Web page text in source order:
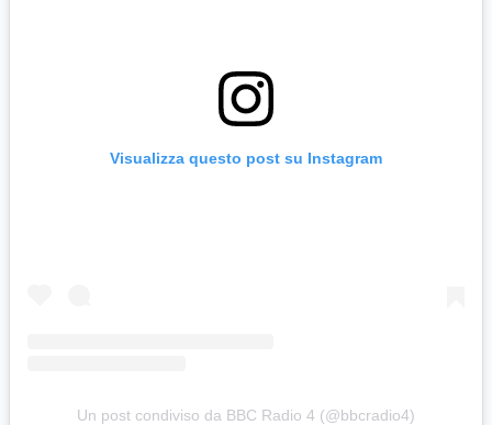
Visualizza questo post su Instagram
Un post condiviso da BBC Radio 4 (@bbcradio4)